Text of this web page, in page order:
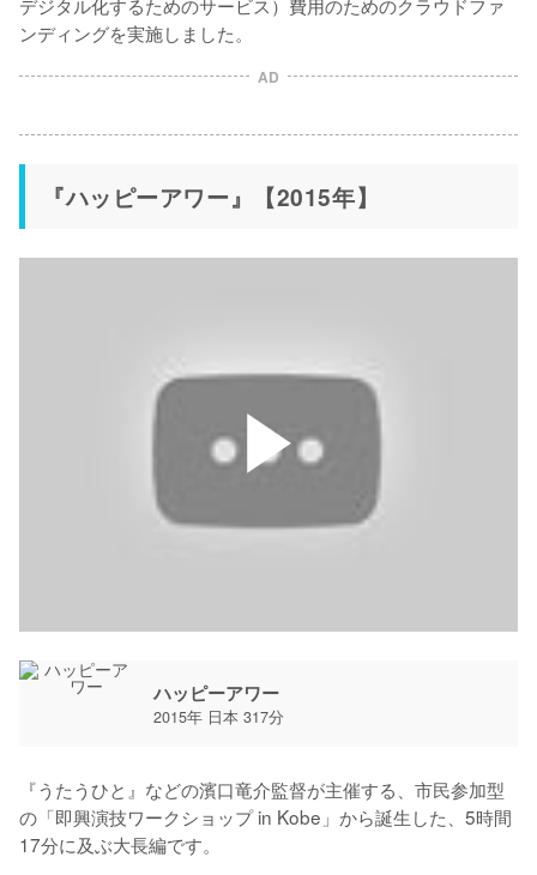
ンディングを実施しました。
AD
『ハッピーアワー』【2015年】
ハッピーアワー
2015年 日本 317分
『うたうひと』などの濱口竜介監督が主催する、市民参加型
の「即興演技ワークショップ in Kobe」から誕生した、5時間
17分に及ぶ大長編です。